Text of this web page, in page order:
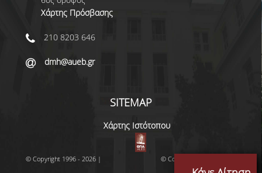
Χάρτης Πρόσβασης
210 8203 646
dmh@aueb.gr
SITEMAP
Χάρτης Ιστότοπου
© Copyright 1996 - 2026 |
© Copyright 1996 - 2026 |